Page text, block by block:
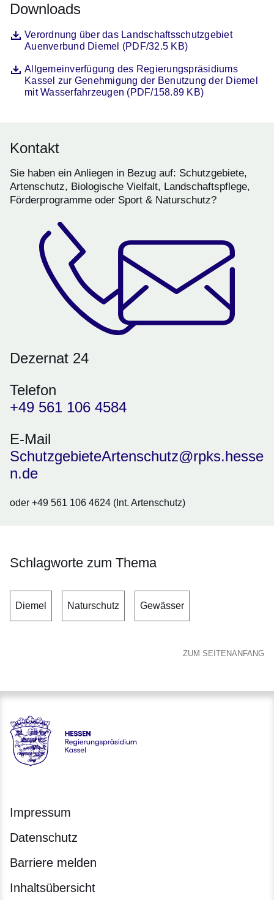
Downloads
DateiVerordnung über das Landschaftsschutzgebiet
Auenverbund Diemel (PDF/32.5 KB)
Öffnet sich in einem neuen Fenster
DateiAllgemeinverfügung des Regierungspräsidiums
Kassel zur Genehmigung der Benutzung der Diemel
mit Wasserfahrzeugen (PDF/158.89 KB)
Öffnet sich in einem neuen Fenster
Kontakt
Sie haben ein Anliegen in Bezug auf: Schutzgebiete,
Artenschutz, Biologische Vielfalt, Landschaftspflege,
Förderprogramme oder Sport & Naturschutz?
Dezernat 24
Telefon
+49 561 106 4584
E-Mail
SchutzgebieteArtenschutz@rpks.hesse
n.de
oder +49 561 106 4624 (Int. Artenschutz)
Schlagworte zum Thema
Diemel Naturschutz Gewässer
ZUM SEITENANFANG
Hessen - Regierungspräsidium Kassel
Impressum
Datenschutz
Barriere melden
Inhaltsübersicht